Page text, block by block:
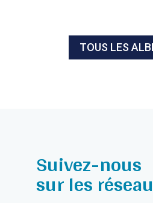
TOUS LES
Suivez-nous
sur les